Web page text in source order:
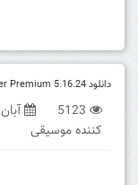
دانلود Rocket Music Player Premium 5.16.24 موزیک پلیر حرفه ای اندروید
5123 آبان 11, 1399
کننده موسیقی